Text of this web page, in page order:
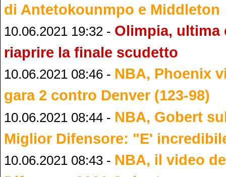
di Antetokounmpo e Middleton
10.06.2021 19:32 - Olimpia, ultima
riaprire la finale scudetto
10.06.2021 08:46 - NBA, Phoenix
gara 2 contro Denver (123-98)
10.06.2021 08:44 - NBA, Gobert
Miglior Difensore: "E'
10.06.2021 08:43 - NBA, il video